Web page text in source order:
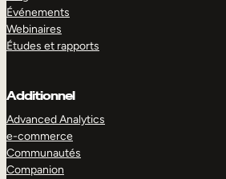
Événements
Webinaires
Études et rapports
Additionnel
Advanced Analytics
e-commerce
Communautés
Companion